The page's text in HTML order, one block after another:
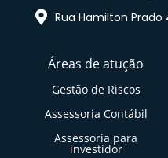
Rua Hamilton Prado
Áreas de atução
Gestão de Riscos
Assessoria Contábil
Assessoria para
investidor